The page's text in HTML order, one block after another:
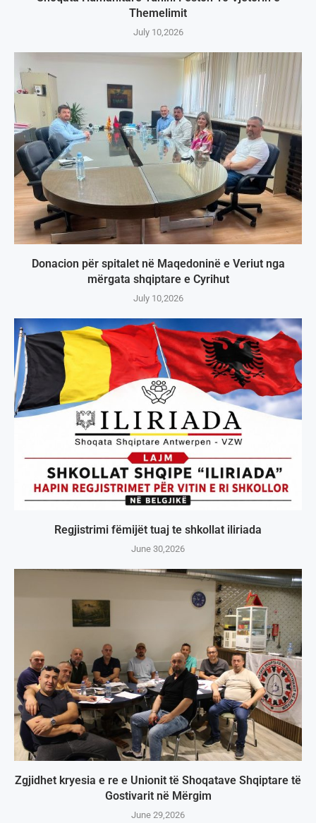
Themelimit
July 10,2026
Donacion për spitalet në Maqedoninë e Veriut nga
mërgata shqiptare e Cyrihut
July 10,2026
Regjistrimi fëmijët tuaj te shkollat iliriada
June 30,2026
Zgjidhet kryesia e re e Unionit të Shoqatave Shqiptare të
Gostivarit në Mërgim
June 29,2026